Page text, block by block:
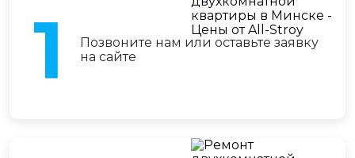
1
Позвоните нам или оставьте заявку
на сайте